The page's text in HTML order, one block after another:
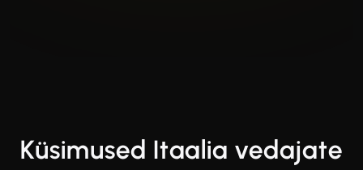
Küsimused Itaalia vedajate